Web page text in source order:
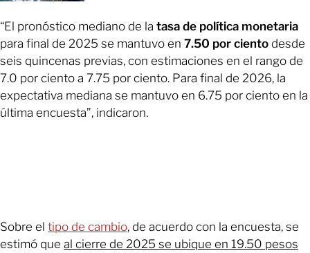
“El pronóstico mediano de la tasa de política monetaria
para final de 2025 se mantuvo en 7.50 por ciento desde
seis quincenas previas, con estimaciones en el rango de
7.0 por ciento a 7.75 por ciento. Para final de 2026, la
expectativa mediana se mantuvo en 6.75 por ciento en la
última encuesta”, indicaron.
Sobre el tipo de cambio, de acuerdo con la encuesta, se
estimó que al cierre de 2025 se ubique en 19.50 pesos